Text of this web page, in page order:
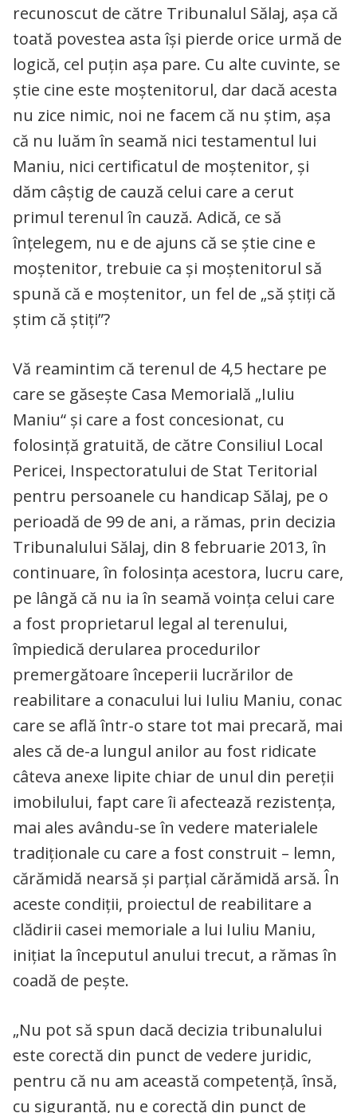
recunoscut de către Tribunalul Sălaj, aşa că
toată povestea asta îşi pierde orice urmă de
logică, cel puţin aşa pare. Cu alte cuvinte, se
ştie cine este moştenitorul, dar dacă acesta
nu zice nimic, noi ne facem că nu ştim, aşa
că nu luăm în seamă nici testamentul lui
Maniu, nici certificatul de moştenitor, şi
dăm câştig de cauză celui care a cerut
primul terenul în cauză. Adică, ce să
înţelegem, nu e de ajuns că se ştie cine e
moştenitor, trebuie ca şi moştenitorul să
spună că e moştenitor, un fel de „să ştiţi că
ştim că ştiţi”?
Vă reamintim că terenul de 4,5 hectare pe
care se găseşte Casa Memorială „Iuliu
Maniu“ şi care a fost concesionat, cu
folosinţă gratuită, de către Consiliul Local
Pericei, Inspectoratului de Stat Teritorial
pentru persoanele cu handicap Sălaj, pe o
perioadă de 99 de ani, a rămas, prin decizia
Tribunalului Sălaj, din 8 februarie 2013, în
continuare, în folosinţa acestora, lucru care,
pe lângă că nu ia în seamă voința celui care
a fost proprietarul legal al terenului,
împiedică derularea procedurilor
premergătoare începerii lucrărilor de
reabilitare a conacului lui Iuliu Maniu, conac
care se află într-o stare tot mai precară, mai
ales că de-a lungul anilor au fost ridicate
câteva anexe lipite chiar de unul din pereţii
imobilului, fapt care îi afectează rezistenţa,
mai ales avându-se în vedere materialele
tradiţionale cu care a fost construit – lemn,
cărămidă nearsă şi parţial cărămidă arsă. În
aceste condiţii, proiectul de reabilitare a
clădirii casei memoriale a lui Iuliu Maniu,
iniţiat la începutul anului trecut, a rămas în
coadă de peşte.
„Nu pot să spun dacă decizia tribunalului
este corectă din punct de vedere juridic,
pentru că nu am această competenţă, însă,
cu siguranţă, nu e corectă din punct de